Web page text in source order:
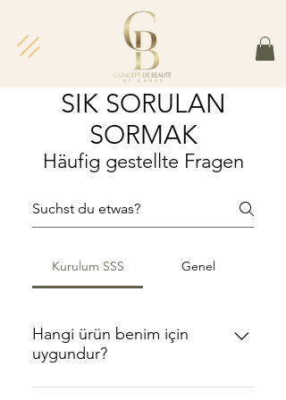
SIK SORULAN
SORMAK
Häufig gestellte Fragen
Kurulum SSS Genel
Hangi ürün benim için
uygundur?
Her bir ürünün altında etkin